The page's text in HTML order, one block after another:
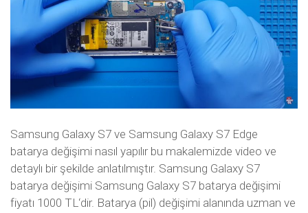
Samsung Galaxy S7 ve Samsung Galaxy S7 Edge
batarya değişimi nasıl yapılır bu makalemizde video ve
detaylı bir şekilde anlatılmıştır. Samsung Galaxy S7
batarya değişimi Samsung Galaxy S7 batarya değişimi
fiyatı 1000 TL‘dir. Batarya (pil) değişimi alanında uzman ve